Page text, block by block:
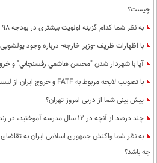
چیست؟
به نظر شما كدام گزینه اولویت بیشتری در بودجه 98 دارد؟
با اظهارات ظریف -وزیر خارجه- درباره وجود
آيا با شهردار شدن "محسن هاشمي رفسنجاني" و
با تصویب لایحه مربوط به FATF و خروج ایران از لیست سیاه مبادلات بانکی جهان موافقید؟
پیش بینی شما از دربی امروز تهران؟
چند درصد از آنچه در 12 سال مدرسه آموختید، در زندگی تان به درد خورده است؟
به نظر شما واکنش جمهوری اسلامی ایران به
چه باشد؟